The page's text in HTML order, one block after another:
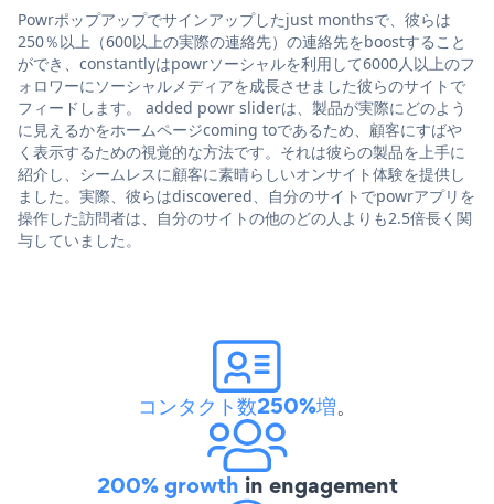
Powrポップアップでサインアップしたjust monthsで、彼らは
250％以上（600以上の実際の連絡先）の連絡先をboostすること
ができ、constantlyはpowrソーシャルを利用して6000人以上のフ
ォロワーにソーシャルメディアを成長させました彼らのサイトで
フィードします。 added powr sliderは、製品が実際にどのよう
に見えるかをホームページcoming toであるため、顧客にすばや
く表示するための視覚的な方法です。それは彼らの製品を上手に
紹介し、シームレスに顧客に素晴らしいオンサイト体験を提供し
ました。実際、彼らはdiscovered、自分のサイトでpowrアプリを
操作した訪問者は、自分のサイトの他のどの人よりも2.5倍長く関
与していました。
コンタクト数250%増。
200% growth in engagement